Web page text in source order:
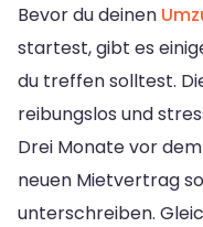
Bevor du deinen
startest, gibt es
du treffen solltest.
reibungslos und
Drei Monate vor
neuen Mietvertrag
unterschreiben.